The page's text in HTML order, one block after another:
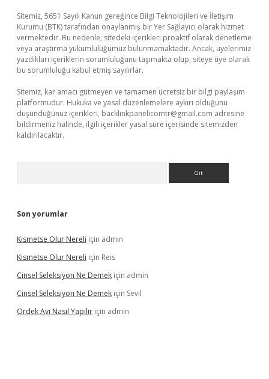
Sitemiz, 5651 Sayılı Kanun gereğince Bilgi Teknolojileri ve İletişim
Kurumu (BTK) tarafından onaylanmış bir Yer Sağlayıcı olarak hizmet
vermektedir. Bu nedenle, sitedeki içerikleri proaktif olarak denetleme
veya araştırma yükümlülüğümüz bulunmamaktadır. Ancak, üyelerimiz
yazdıkları içeriklerin sorumluluğunu taşımakta olup, siteye üye olarak
bu sorumluluğu kabul etmiş sayılırlar.
Sitemiz, kar amacı gütmeyen ve tamamen ücretsiz bir bilgi paylaşım
platformudur. Hukuka ve yasal düzenlemelere aykırı olduğunu
düşündüğünüz içerikleri, backlinkpanelicomtr@gmail.com adresine
bildirmeniz halinde, ilgili içerikler yasal süre içerisinde sitemizden
kaldırılacaktır.
Son yorumlar
Kismetse Olur Nereli için admin
Kismetse Olur Nereli için Reis
Cinsel Seleksiyon Ne Demek için admin
Cinsel Seleksiyon Ne Demek için Sevil
Ördek Avı Nasıl Yapılır için admin